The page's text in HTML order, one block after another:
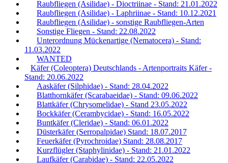
Raubfliegen (Asilidae) - Dioctriinae - Stand: 21.01.2022
Raubfliegen (Asilidae) - Laphriinae - Stand: 10.12.2021
Raubfliegen (Asilidae) - sonstige Raubfliegen-Arten
Sonstige Fliegen - Stand: 22.08.2022
Unterordnung Mückenartige (Nematocera) - Stand:
11.03.2022
WANTED
Käfer (Coleoptera) Deutschlands - Artenportraits Käfer -
Stand: 20.06.2022
Aaskäfer (Silphidae) - Stand: 28.04.2022
Blatthornkäfer (Scarabaeidae) - Stand: 09.06.2022
Blattkäfer (Chrysomelidae) - Stand 23.05.2022
Bockkäfer (Cerambycidae) - Stand: 16.05.2022
Buntkäfer (Cleridae) - Stand: 06.01.2022
Düsterkäfer (Serropalpidae) Stand: 18.07.2017
Feuerkäfer (Pyrochroidae) Stand: 28.08.2017
Kurzflügler (Staphylinidae) - Stand: 21.01.2022
Laufkäfer (Carabidae) - Stand: 22.05.2022